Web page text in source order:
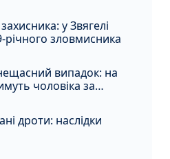
у Звягелі
річного зловмисника
випадок: на
чоловіка за
дроти: наслідки